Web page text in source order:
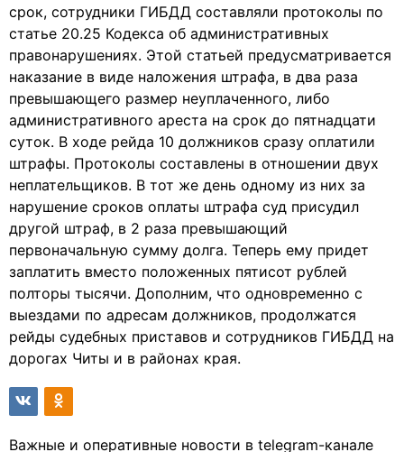
срок, сотрудники ГИБДД составляли протоколы по
статье 20.25 Кодекса об административных
правонарушениях. Этой статьей предусматривается
наказание в виде наложения штрафа, в два раза
превышающего размер неуплаченного, либо
административного ареста на срок до пятнадцати
суток. В ходе рейда 10 должников сразу оплатили
штрафы. Протоколы составлены в отношении двух
неплательщиков. В тот же день одному из них за
нарушение сроков оплаты штрафа суд присудил
другой штраф, в 2 раза превышающий
первоначальную сумму долга. Теперь ему придет
заплатить вместо положенных пятисот рублей
полторы тысячи. Дополним, что одновременно с
выездами по адресам должников, продолжатся
рейды судебных приставов и сотрудников ГИБДД на
дорогах Читы и в районах края.
Важные и оперативные новости в telegram-канале